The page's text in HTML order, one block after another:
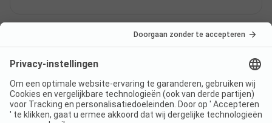
Welke
eet-/winkelmogelijkheden biedt
Camping Caravaning Ferme des
Tuileries?